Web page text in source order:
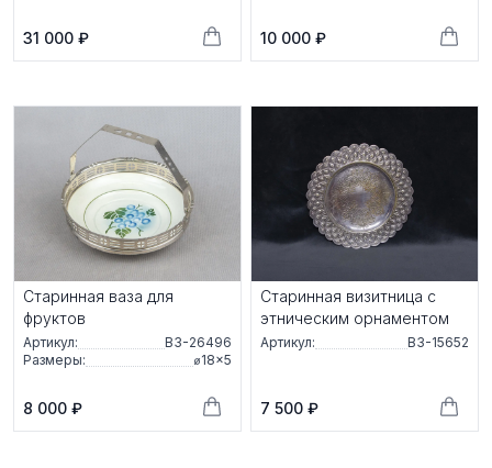
31 000 ₽ 10 000 ₽
Стaриннaя вaзa для
фpуктов
Артикул:
ВЗ-26496
Размеры:
⌀18×5
8 000 ₽
Старинная визитница с
этническим орнаментом
Артикул: ВЗ-15652
7 500 ₽